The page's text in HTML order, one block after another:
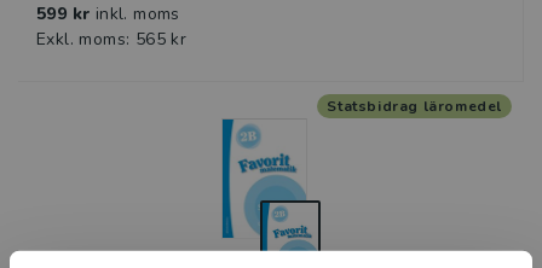
599 kr inkl. moms
Exkl. moms: 565 kr
Statsbidrag läromedel